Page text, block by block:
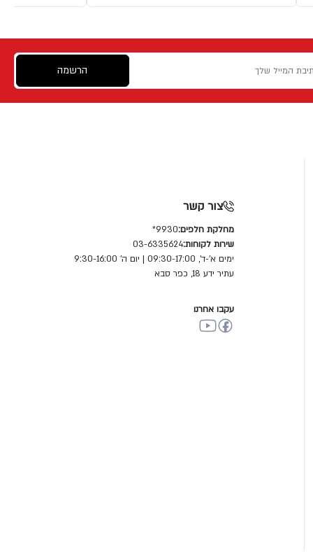
הרשמה
צור קשר
מחלקת חלפים:9930*
שירות לקוחות:03-6335624
ימים א'-ד', 09:30-17:00 | יום ה' 9:30-16:00
עתיר ידע 18, כפר סבא
עקבו אחרנו